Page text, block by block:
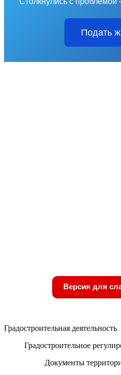
Подать
Версия для
Градостроительная деятельность
Градостроительное
Документы